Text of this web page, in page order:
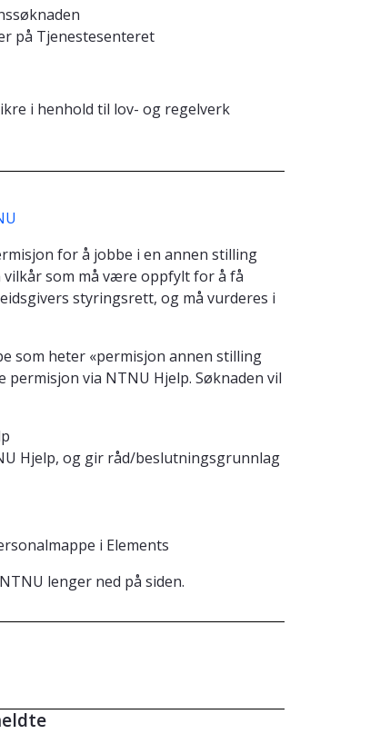
på Tjenestesenteret
i henhold til lov- og regelverk
for å jobbe i en annen stilling
som må være oppfylt for å få
styringsrett, og må vurderes i
som heter «permisjon annen stilling
via NTNU Hjelp. Søknaden vil
Hjelp, og gir råd/beslutningsgrunnlag
i Elements
lenger ned på siden.